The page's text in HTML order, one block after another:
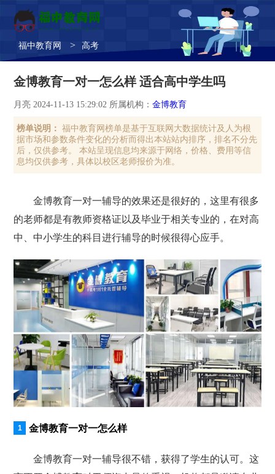
福中教育网 > 高考
金博教育一对一怎么样 适合高中学生吗
月亮 2024-11-13 15:29:02 所属机构：金博教育
榜单说明：
福中教育网榜单是基于互联网大数据统计及人为根
据市场和参数条件变化的分析而得出本站站内排序，排名不分先
后，仅供参考。 本站呈现信息均来源于网络，价格、费用等信
息均仅供参考，具体以校区老师报价为准。
金博教育一对一辅导的效果还是很好的，这里有很多
的老师都是有教师资格证以及毕业于相关专业的，在对高
中、中小学生的科目进行辅导的时候很得心应手。
金博教育一对一怎么样
金博教育一对一辅导很不错，获得了学生的认可。这